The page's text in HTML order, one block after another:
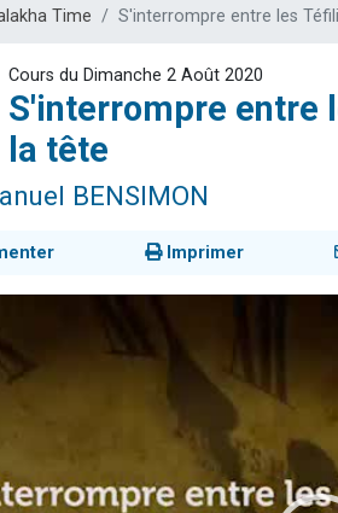
Time S'interrompre entre les
Cours du Dimanche 2 Août 2020
S'interrompre entre
la tête
BENSIMON
Imprimer